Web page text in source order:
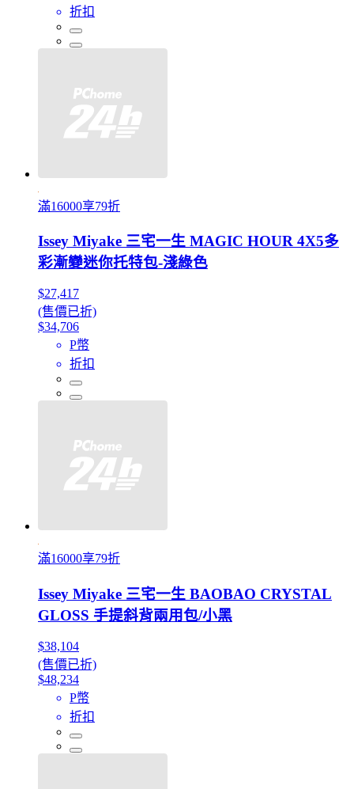
折扣
滿16000享79折
Issey Miyake 三宅一生 MAGIC HOUR 4X5多
彩漸變迷你托特包-淺綠色
$27,417
(售價已折)
$34,706
P幣
折扣
滿16000享79折
Issey Miyake 三宅一生 BAOBAO CRYSTAL
GLOSS 手提斜背兩用包/小黑
$38,104
(售價已折)
$48,234
P幣
折扣